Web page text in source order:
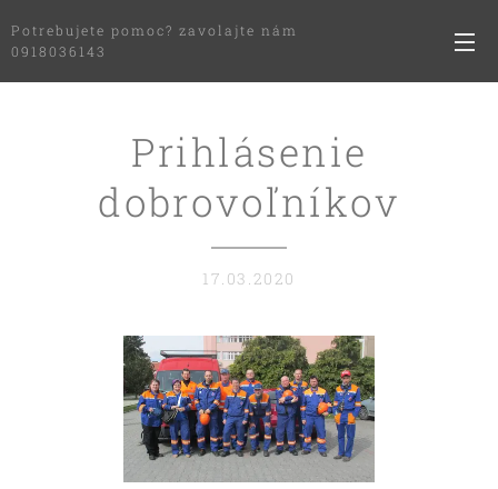
Potrebujete pomoc? zavolajte nám
0918036143
Prihlásenie
dobrovoľníkov
17.03.2020